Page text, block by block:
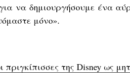
να δημιουργήσουμε ένα
μόνο».
της Disney ως